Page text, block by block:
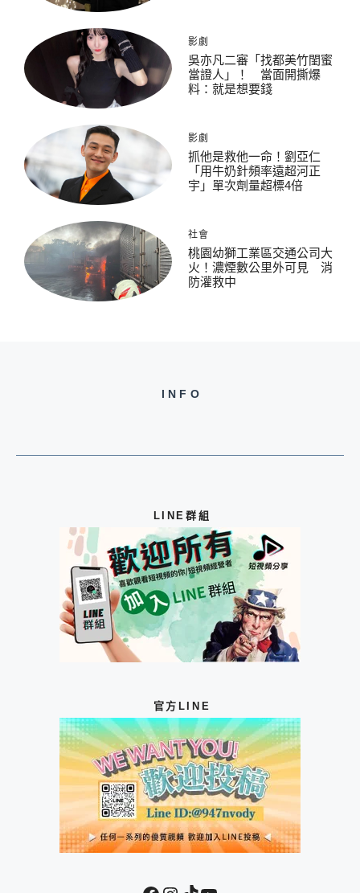
影劇
吳亦凡二審「找都美竹閨蜜
當證人」！ 當面開撕爆
料：就是想要錢
影劇
抓他是救他一命！劉亞仁
「用牛奶針頻率遠超河正
宇」單次劑量超標4倍
社會
桃園幼獅工業區交通公司大
火！濃煙數公里外可見 消
防灌救中
INFO
LINE群組
官方LINE